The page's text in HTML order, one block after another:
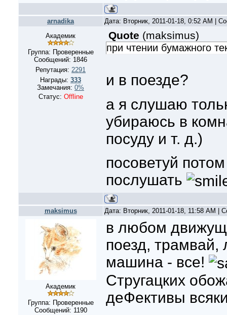
arnadika
Дата: Вторник, 2011-01-18, 0:52 AM |
Академик
Группа: Проверенные
Сообщений: 1846
Репутация: 2291
Награды: 333
Замечания: 0%
Статус: Offline
Quote (maksimus)
при чтении бумажного
и в поезде?
а я слушаю
убираюсь в
посуду и т. д.)
посоветуй
послушать
maksimus Дата: Вторник, 2011-01-18, 11:58 AM |
Академик
Группа: Проверенные
Сообщений: 1190
в любом
поезд, трамвай,
машина - все!
Стругацких
деФективы